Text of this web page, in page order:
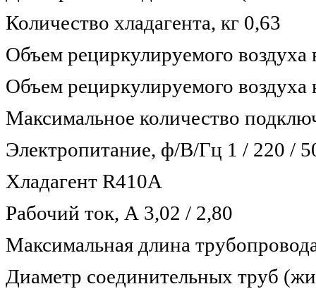
Количество хладагента, кг 0,63
Объем рециркулируемого
Объем рециркулируемого
Максимальное количество
Электропитание, ф/В/Гц 1 / 220 /
Хладагент R410A
Рабочий ток, А 3,02 / 2,80
Максимальная длина
Диаметр соединительных труб